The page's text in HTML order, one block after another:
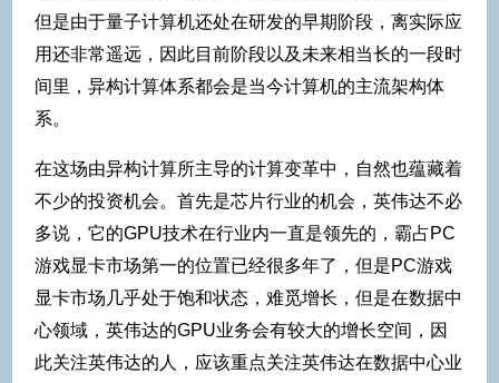
但是由于量子计算机还处在研发的早期阶段，离实际应
用还非常遥远，因此目前阶段以及未来相当长的一段时
间里，异构计算体系都会是当今计算机的主流架构体
系。
在这场由异构计算所主导的计算变革中，自然也蕴藏着
不少的投资机会。首先是芯片行业的机会，英伟达不必
多说，它的GPU技术在行业内一直是领先的，霸占PC
游戏显卡市场第一的位置已经很多年了，但是PC游戏
显卡市场几乎处于饱和状态，难觅增长，但是在数据中
心领域，英伟达的GPU业务会有较大的增长空间，因
此关注英伟达的人，应该重点关注英伟达在数据中心业